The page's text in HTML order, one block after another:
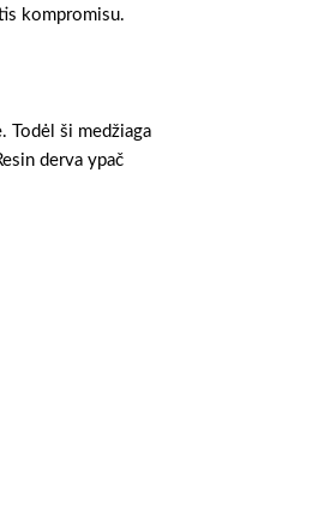
kompromisu.
Todėl ši medžiaga
derva ypač